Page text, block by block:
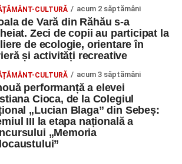
CULTURĂ acum 2 săptămâni
de Vară din Răhău s-a
Zeci de copii au participat la
de ecologie, orientare în
și activități recreative
CULTURĂ acum 3 săptămâni
performanță a elevei
Cioca, de la Colegiul
„Lucian Blaga” din Sebeș:
III la etapa națională a
„Memoria